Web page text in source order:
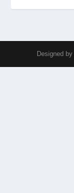
Designed by